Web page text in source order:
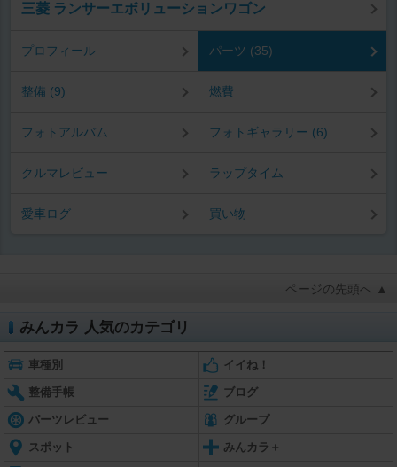
三菱 ランサーエボリューションワゴン
プロフィール パーツ (35)
整備 (9) 燃費
フォトアルバム フォトギャラリー (6)
クルマレビュー ラップタイム
愛車ログ 買い物
ページの先頭へ ▲
みんカラ 人気のカテゴリ
車種別 イイね！
整備手帳 ブログ
パーツレビュー グループ
スポット みんカラ＋